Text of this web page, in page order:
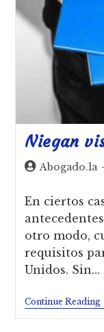
Niegan
Abogado.la
En ciertos
otro modo,
requisitos
Unidos. Sin…
Continue Reading